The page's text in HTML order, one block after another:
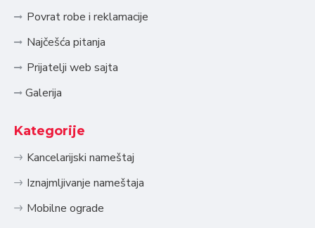
Povrat robe i reklamacije
Najčešća pitanja
Prijatelji web sajta
Galerija
Kategorije
Kancelarijski nameštaj
Iznajmljivanje nameštaja
Mobilne ograde